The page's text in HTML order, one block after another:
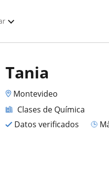
Tania
Montevideo
Clases de Química
Datos verificados